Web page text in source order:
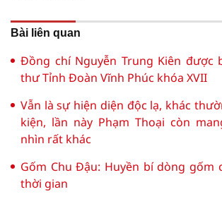
Bài liên quan
Đồng chí Nguyễn Trung Kiên được
thư Tỉnh Đoàn Vĩnh Phúc khóa XVII
Vẫn là sự hiện diện độc lạ, khác
kiện, lần này Phạm Thoại còn
nhìn rất khác
Gốm Chu Đậu: Huyền bí dòng gốm
thời gian